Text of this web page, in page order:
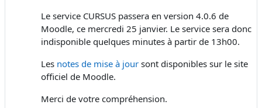
Le service CURSUS passera en version 4.0.6 de
Moodle, ce mercredi 25 janvier. Le service sera donc
indisponible quelques minutes à partir de 13h00.
Les notes de mise à jour sont disponibles sur le site
officiel de Moodle.
Merci de votre compréhension.